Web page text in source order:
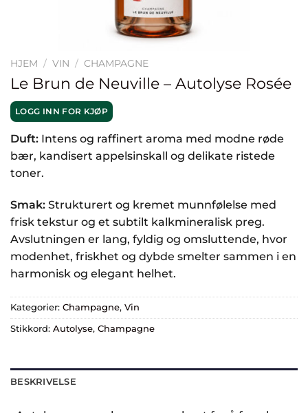
HJEM / VIN / CHAMPAGNE
Le Brun de Neuville – Autolyse Rosée
LOGG INN FOR KJØP
Duft: Intens og raffinert aroma med modne røde
bær, kandisert appelsinskall og delikate ristede
toner.
Smak: Strukturert og kremet munnfølelse med
frisk tekstur og et subtilt kalkmineralisk preg.
Avslutningen er lang, fyldig og omsluttende, hvor
modenhet, friskhet og dybde smelter sammen i en
harmonisk og elegant helhet.
Kategorier: Champagne, Vin
Stikkord: Autolyse, Champagne
BESKRIVELSE